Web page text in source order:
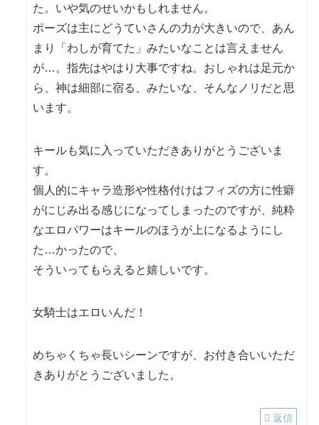
た。いや気のせいかもしれません。
ポーズは主にどうていさんの力が大きいので、あん
まり「わしが育てた」みたいなことは言えません
が…。指先はやはり大事ですね。おしゃれは足元か
ら、神は細部に宿る、みたいな、そんなノリだと思
います。
キールも気に入っていただきありがとうございま
す。
個人的にキャラ造形や性格付けはフィズの方に性癖
がにじみ出る感じになってしまったのですが、純粋
なエロパワーはキールのほうが上になるようにし
た…かったので、
そういってもらえると嬉しいです。
女騎士はエロいんだ！
めちゃくちゃ長いシーンですが、お付き合いいただ
きありがとうございました。
返信